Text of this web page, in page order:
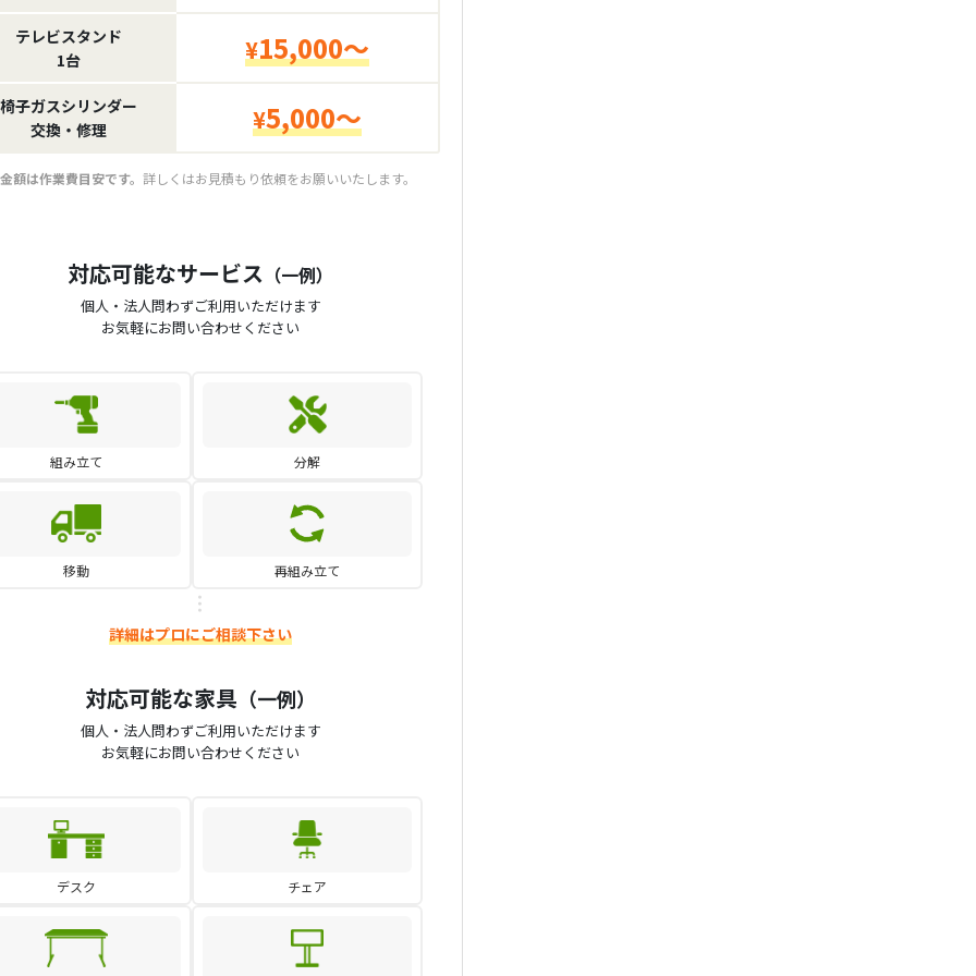
テレビスタンド
1台
¥15,000～
椅子ガスシリンダー
交換・修理
¥5,000～
額は作業費目安です。 詳しくはお見積もり依頼をお願いいたします。
対応可能なサービス （一例）
個人・法人問わずご利用いただけます
お気軽にお問い合わせください
組み立て 分解
移動 再組み立て
詳細はプロにご相談下さい
対応可能な家具 （一例）
個人・法人問わずご利用いただけます
お気軽にお問い合わせください
デスク チェア